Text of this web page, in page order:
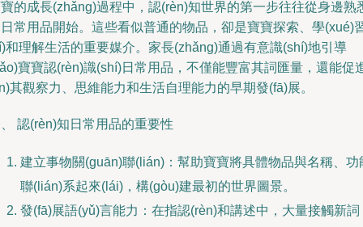
的成長(zhǎng)過程中，認(rèn)知世界的第一步往往從身邊熟
常用品開始。這些看似普通的物品，卻是寶寶探索、學(xué)
和理解生活的重要媒介。家長(zhǎng)通過有意識(shí)地引導
寶寶認(rèn)識(shí)日常用品，不僅能豐富其詞匯量，還能促
其觀察力、思維能力和生活自理能力的早期發(fā)展。
認(rèn)知日常用品的重要性
建立事物關(guān)聯(lián)：幫助寶寶將具體物品與名稱、功
聯(lián)系起來(lái)，構(gòu)建最初的世界圖景。
發(fā)展語(yǔ)言能力：在指認(rèn)和講述中，大量接觸新詞